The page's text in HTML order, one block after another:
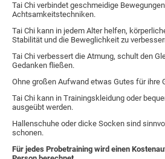
Tai Chi verbindet geschmeidige
Achtsamkeitstechniken.
Tai Chi kann in jedem Alter helfen,
Stabilität und die Beweglichkeit zu
Tai Chi verbessert die Atmung, schult den
Gedanken fließen.
Ohne großen Aufwand etwas Gutes für ihre
Tai Chi kann in Trainingskleidung oder
ausgeübt werden.
Hallenschuhe oder dicke Socken sind
schonen.
Für jedes Probetraining wird einen